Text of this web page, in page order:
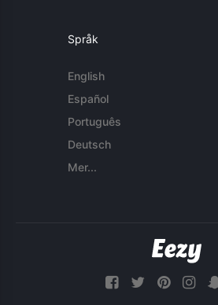
Språk
English
Español
Português
Deutsch
Mer...